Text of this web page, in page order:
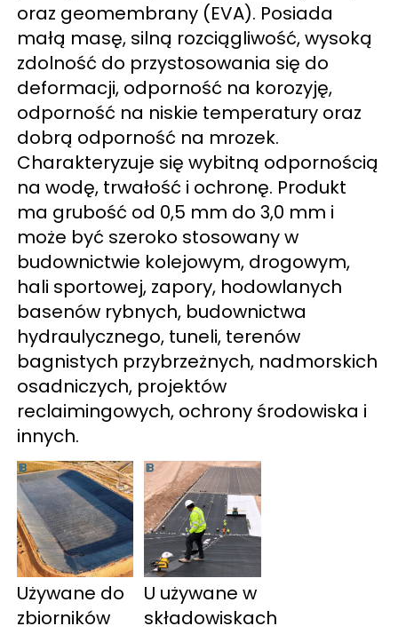
oraz geomembrany (EVA). Posiada
małą masę, silną rozciągliwość, wysoką
zdolność do przystosowania się do
deformacji, odporność na korozyję,
odporność na niskie temperatury oraz
dobrą odporność na mrozek.
Charakteryzuje się wybitną odpornością
na wodę, trwałość i ochronę. Produkt
ma grubość od 0,5 mm do 3,0 mm i
może być szeroko stosowany w
budownictwie kolejowym, drogowym,
hali sportowej, zapory, hodowlanych
basenów rybnych, budownictwa
hydraulycznego, tuneli, terenów
bagnistych przybrzeżnych, nadmorskich
osadniczych, projektów
reclaimingowych, ochrony środowiska i
innych.
Używane do
zbiorników
U używane w
składowiskach